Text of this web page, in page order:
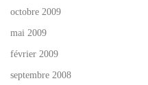
octobre 2009
mai 2009
février 2009
septembre 2008